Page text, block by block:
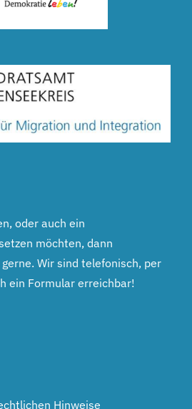
oder auch ein
möchten, dann
Wir sind telefonisch, per
ein Formular erreichbar!
Hinweise